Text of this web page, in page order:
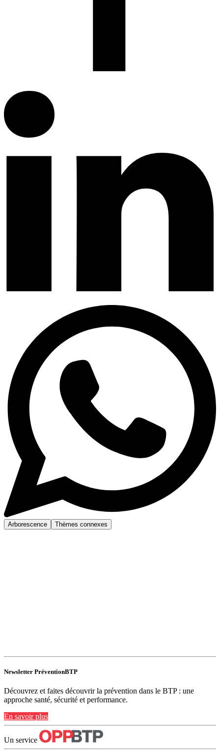
Arborescence Thèmes connexes
Newsletter PréventionBTP
Découvrez et faites découvrir la prévention dans le BTP : une
approche santé, sécurité et performance.
En savoir plus
Un service